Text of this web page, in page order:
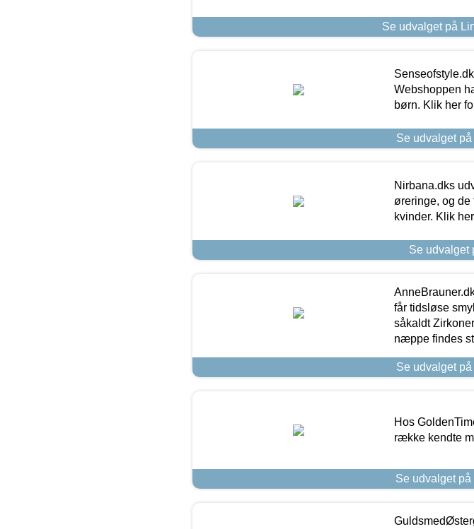
Se udvalget på
Webshoppen
børn. Klik her
Se udvalget
Nirbana.dks
øreringe, og
kvinder. Klik
Se udvalget
får tidsløse
såkaldt
næppe findes
Se udvalget
Hos
række kendte
Se udvalget